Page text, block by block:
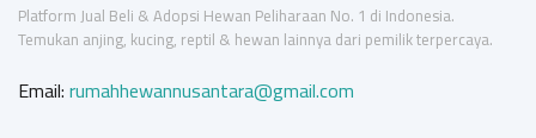
Platform Jual Beli & Adopsi Hewan Peliharaan No. 1 di Indonesia.
Temukan anjing, kucing, reptil & hewan lainnya dari pemilik terpercaya.
Email:rumahhewannusantara@gmail.com